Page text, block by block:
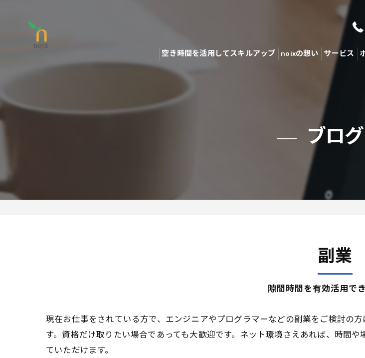
空き時間を活用してスキルアップ noixの想い サービス
ブログ
副業
隙間時間を有効活用で
現在お仕事をされている方で、エンジニアやプログラマーなどの副業をご検討の
す。資格だけ取りたい場合であっても大歓迎です。ネット環境さえあれば、時間
ていただけます。